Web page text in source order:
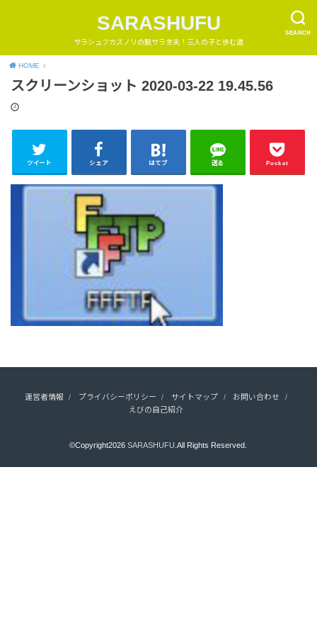
SEARCH
SARASHUFU
サラシュフカズノリの脱サラ主夫！三人の子と歩む道
HOME
スクリーンショット 2020-03-22 19.45.56
ツイート シェア はてブ 送る Pocket
運営者情報 プライバシーポリシー サイトマップ
お問い合わせ
えびの自己紹介
©Copyright2026SARASHUFU.All Rights Reserved.